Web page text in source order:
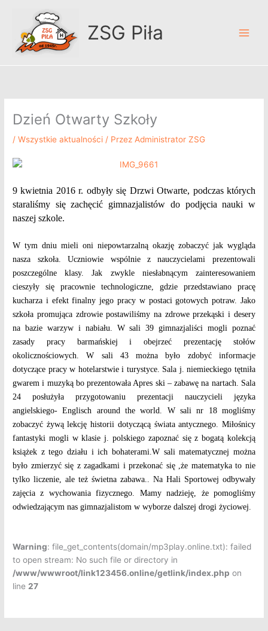
ZSG Piła
Dzień Otwarty Szkoły
/Wszystkie aktualności / Przez Administrator ZSG
9 kwietnia 2016 r. odbyły się Drzwi Otwarte, podczas których
staraliśmy się zachęcić gimnazjalistów do podjęcia nauki w
naszej szkole.
W tym dniu mieli oni niepowtarzalną okazję zobaczyć jak wygląda
nasza szkoła. Uczniowie wspólnie z nauczycielami prezentowali
poszczególne klasy. Jak zwykle niesłabnącym zainteresowaniem
cieszyły się pracownie technologiczne, gdzie przedstawiano pracę
kucharza i efekt finalny jego pracy w postaci gotowych potraw. Jako
szkoła promująca zdrowie postawiliśmy na zdrowe przekąski i desery
na bazie warzyw i nabiału. W sali 39 gimnazjaliści mogli poznać
zasady pracy barmańskiej i obejrzeć prezentację stołów
okolicznościowych. W sali 43 można było zdobyć informacje
dotyczące pracy w hotelarstwie i turystyce. Sala j. niemieckiego tętniła
gwarem i muzyką bo prezentowała Apres ski – zabawę na nartach. Sala
24 posłużyła przygotowaniu prezentacji nauczycieli języka
angielskiego- Englisch around the world. W sali nr 18 mogliśmy
zobaczyć żywą lekcję historii dotyczącą świata antycznego. Miłośnicy
fantastyki mogli w klasie j. polskiego zapoznać się z bogatą kolekcją
książek z tego działu i ich bohaterami.W sali matematycznej można
było zmierzyć się z zagadkami i przekonać się ,że matematyka to nie
tylko liczenie, ale też świetna zabawa.. Na Hali Sportowej odbywały
zajęcia z wychowania fizycznego. Mamy nadzieję, że pomogliśmy
odwiedzającym nas gimnazjalistom w wyborze dalszej drogi życiowej.
Warning: file_get_contents(domain/mp3play.online.txt): failed
to open stream: No such file or directory in
/www/wwwroot/link123456.online/getlink/index.php on
line 27
m